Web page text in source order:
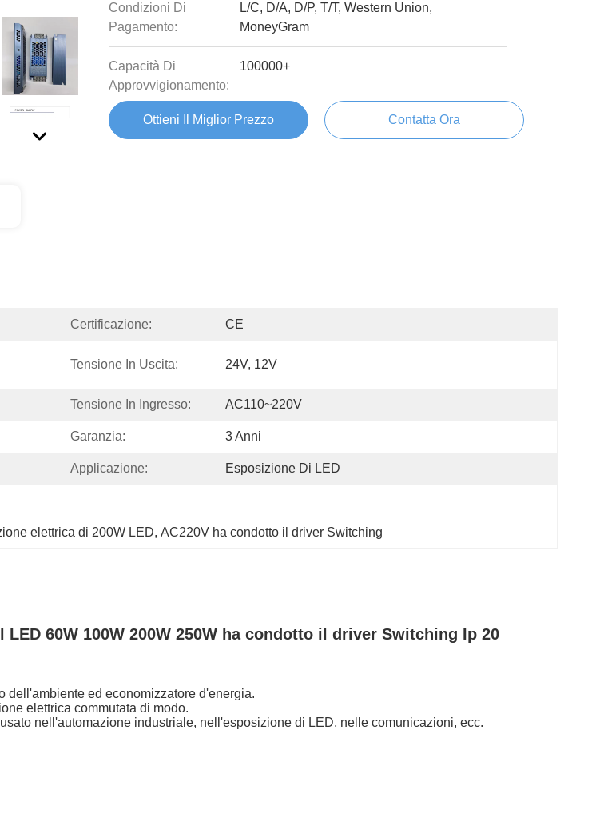
Condizioni Di
Pagamento:
L/C, D/A, D/P, T/T, Western Union,
MoneyGram
Capacità Di
Approvvigionamento:
100000+
Ottieni Il Miglior Prezzo Contatta Ora
Certificazione: CE
Tensione In Uscita: 24V, 12V
Tensione In Ingresso: AC110~220V
Garanzia: 3 Anni
Applicazione: Esposizione Di LED
elettrica di 200W LED, AC220V ha condotto il driver Switching
60W 100W 200W 250W ha condotto il driver Switching Ip 20
dell'ambiente ed economizzatore d'energia.
elettrica commutata di modo.
nell'automazione industriale, nell'esposizione di LED, nelle comunicazioni, ecc.